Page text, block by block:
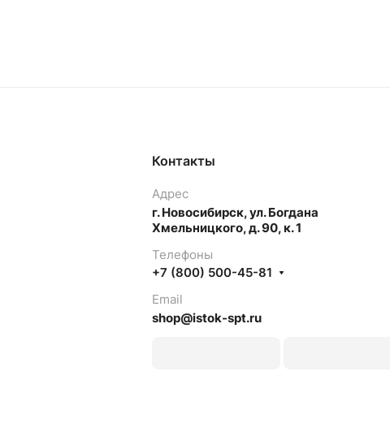
Контакты
Адрес
г. Новосибирск, ул. Богдана
Хмельницкого, д. 90, к. 1
Телефоны
+7 (800) 500-45-81
Email
shop@istok-spt.ru